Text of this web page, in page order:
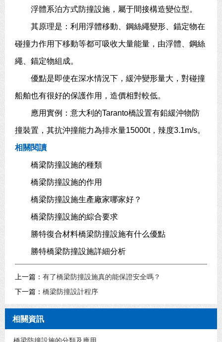
浮體系泊方式防撞設施，屬于間接構造變位型。
其原理是：利用浮體移動、鋼絲繩變形、錨定物在
碰撞力作用下移動等都可吸收大量能量，由浮體、鋼絲
繩、錨定物組成。
優點是即使在深水情況下，緩沖變形量大，對碰撞
船舶也有很好的保護作用，造價相對較低。
應用實例：意大利的Taranto橋設置有鉛緩沖物防
撞裝置，其抗沖撞能力為排水量15000t，辣度3.1m/s。
相關閱讀
橋梁防撞設施的種類
橋梁防撞設施的作用
橋梁防撞設施生產廠家哪家好？
橋梁防撞設施的綜合要求
勝特復合材料橋梁防撞設施有什么優點
勝特橋梁防撞設施詳細分析
上一篇： 有了橋梁防撞設施真的能保證安全嗎？
下一篇： 橋梁防撞設計程序
相關資訊
橋梁防撞設施的分類及應用